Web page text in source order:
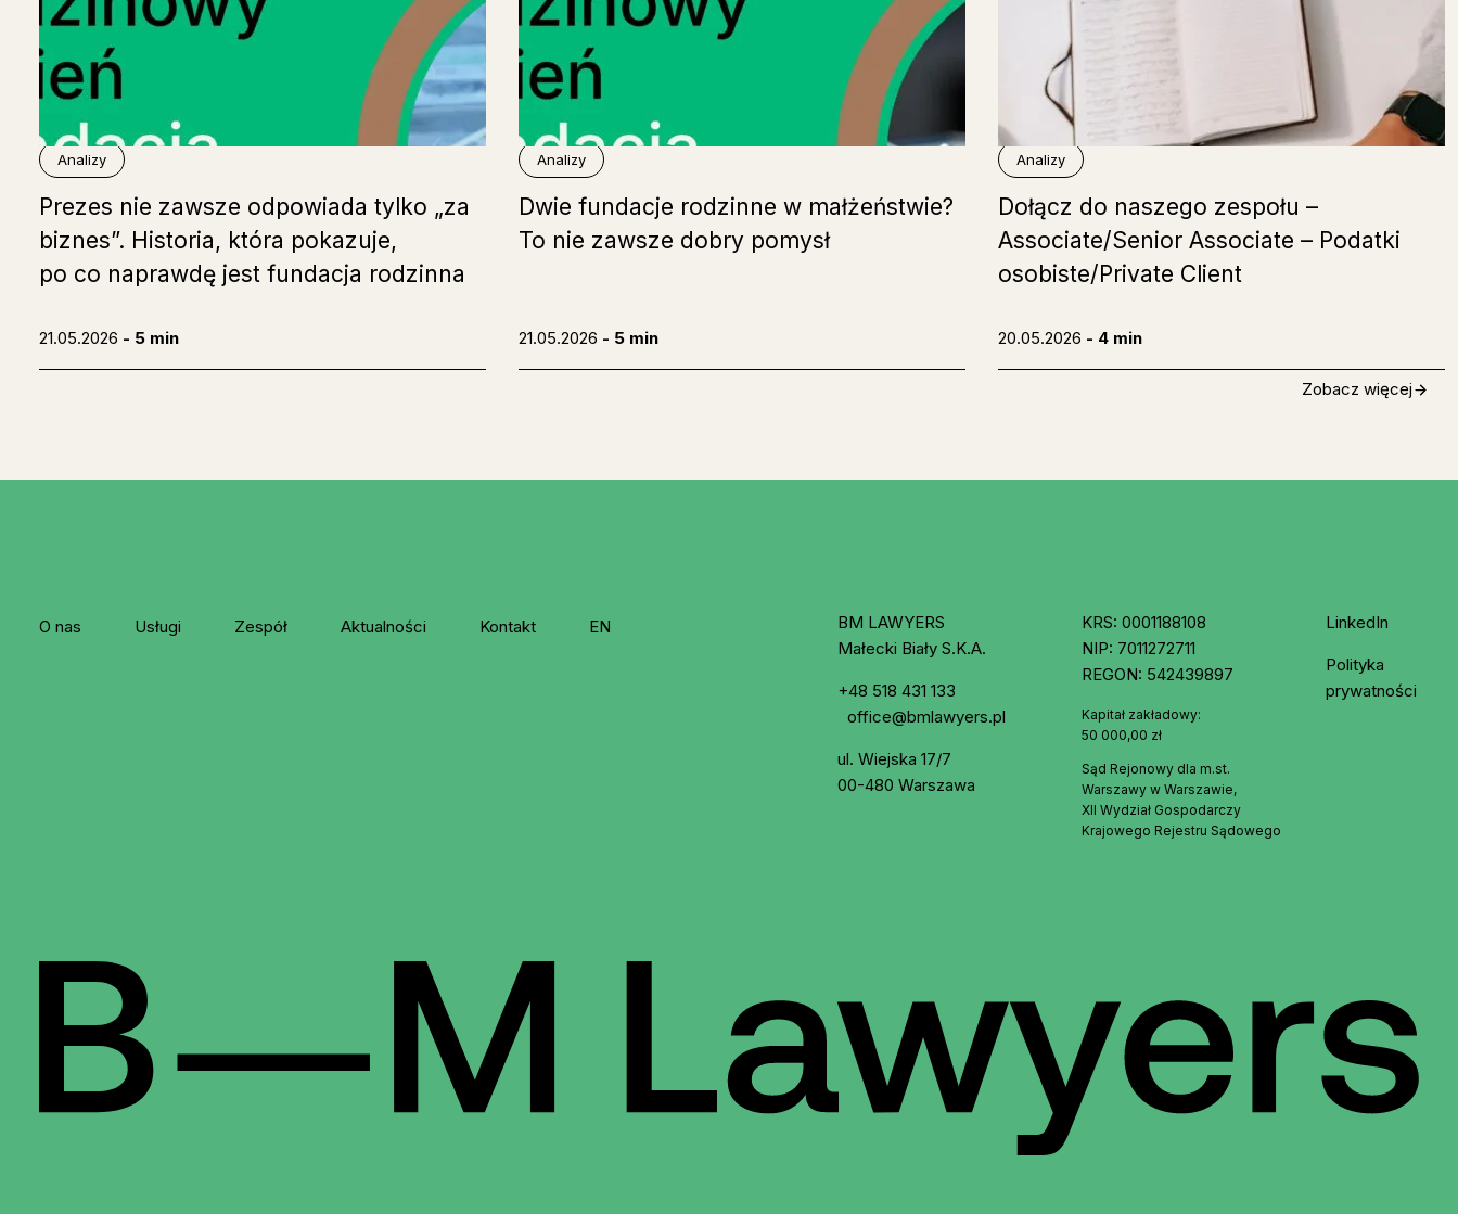
Analizy
Prezes nie zawsze odpowiada tylko „za
biznes”. Historia, która pokazuje,
po co naprawdę jest fundacja rodzinna
21.05.2026 - 5 min
Analizy
Dwie fundacje rodzinne w małżeństwie?
To nie zawsze dobry pomysł
21.05.2026 - 5 min
Analizy
Dołącz do naszego zespołu –
Associate/Senior Associate – Podatki
osobiste/Private Client
20.05.2026 - 4 min
Zobacz więcej
O nas Usługi Zespół Aktualności Kontakt EN
BM LAWYERS
Małecki Biały S.K.A.
+48 518 431 133
office@bmlawyers.pl
ul. Wiejska 17/7
00-480 Warszawa
KRS: 0001188108
NIP: 7011272711
REGON: 542439897
Kapitał zakładowy:
50 000,00 zł
Sąd Rejonowy dla m.st.
Warszawy w Warszawie,
XII Wydział Gospodarczy
Krajowego Rejestru Sądowego
LinkedIn
Polityka
prywatności